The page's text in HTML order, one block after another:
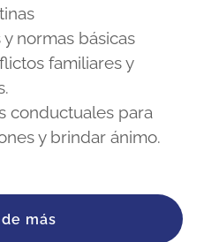
normas básicas
familiares y
conductuales para
y brindar ánimo.
más